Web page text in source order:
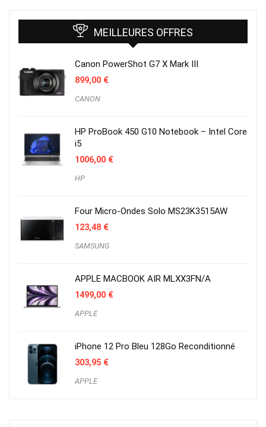
MEILLEURES OFFRES
Canon PowerShot G7 X Mark III
899,00 €
CANON
HP ProBook 450 G10 Notebook – Intel Core
i5
1006,00 €
HP
Four Micro-Ondes Solo MS23K3515AW
123,48 €
SAMSUNG
APPLE MACBOOK AIR MLXX3FN/A
1499,00 €
APPLE
iPhone 12 Pro Bleu 128Go Reconditionné
303,95 €
APPLE